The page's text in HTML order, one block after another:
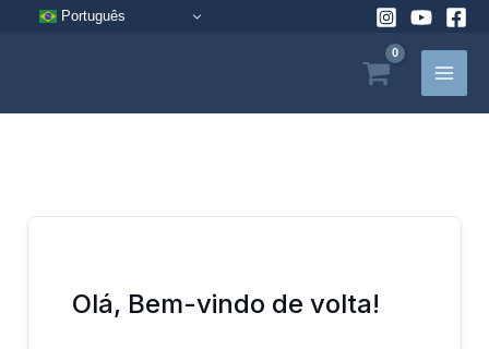
Pular
Português
Olá, Bem-vindo de volta!